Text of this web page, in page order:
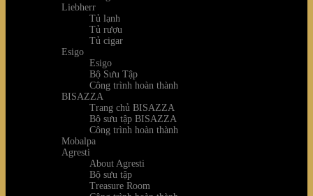
Liebherr
Tủ lạnh
Tủ rượu
Tủ cigar
Esigo
Esigo
Bộ Sưu Tập
Công trình hoàn thành
BISAZZA
Trang chủ BISAZZA
Bộ sưu tập BISAZZA
Công trình hoàn thành
Mobalpa
Agresti
About Agresti
Bộ sưu tập
Treasure Room